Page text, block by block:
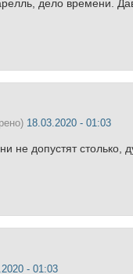
дело времени.
18.03.2020 - 01:03
не допустят
- 01:03